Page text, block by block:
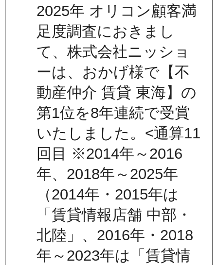
2025年 オリコン顧客満
足度調査におきまし
て、株式会社ニッショ
ーは、おかげ様で【不
動産仲介 賃貸 東海】の
第1位を8年連続で受賞
いたしました。<通算11
回目 ※2014年～2016
年、2018年～2025年
（2014年・2015年は
「賃貸情報店舗 中部・
北陸」、2016年・2018
年～2023年は「賃貸情